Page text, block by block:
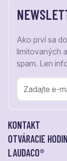
Ako prví sa
limitovaných
spam. Len
KONTAKT
OTVÁRACIE
LAUDACO®